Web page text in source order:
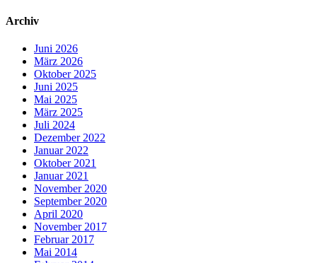
Archiv
Juni 2026
März 2026
Oktober 2025
Juni 2025
Mai 2025
März 2025
Juli 2024
Dezember 2022
Januar 2022
Oktober 2021
Januar 2021
November 2020
September 2020
April 2020
November 2017
Februar 2017
Mai 2014